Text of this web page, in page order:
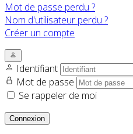
Mot de passe perdu ?
Nom d'utilisateur perdu ?
Créer un compte
Identifiant
Mot de passe
Se rappeler de moi
Connexion